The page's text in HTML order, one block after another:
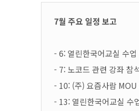
7월 주요 일정 보고
- 6: 열린한국어교실 수
- 7: 노코드 관련 강좌 참
- 10: (주) 요즘사람 MOU
- 13: 열린한국어교실 수